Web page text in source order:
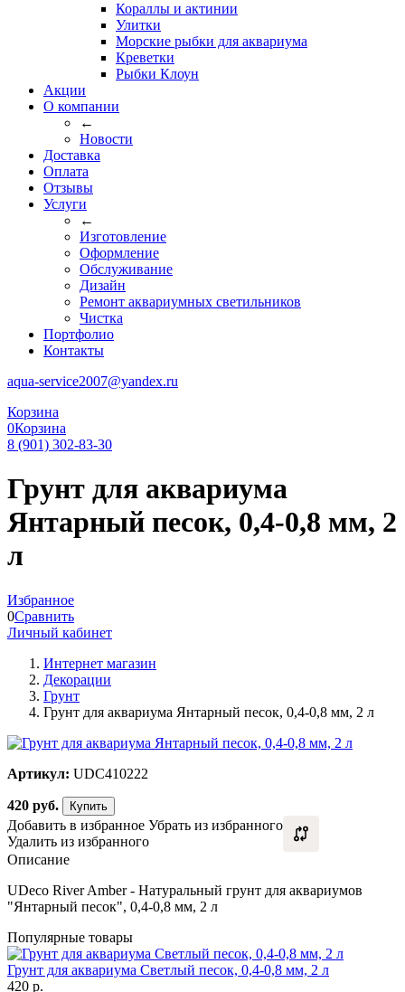
Кораллы и актинии
Улитки
Морские рыбки для аквариума
Креветки
Рыбки Клоун
Акции
О компании
←
Новости
Доставка
Оплата
Отзывы
Услуги
←
Изготовление
Оформление
Обслуживание
Дизайн
Ремонт аквариумных светильников
Чистка
Портфолио
Контакты
aqua-service2007@yandex.ru
Корзина
0Корзина
8 (901) 302-83-30
Грунт для аквариума
Янтарный песок, 0,4-0,8 мм, 2
л
Избранное
0Сравнить
Личный кабинет
Интернет магазин
Декорации
Грунт
Грунт для аквариума Янтарный песок, 0,4-0,8 мм, 2 л
Артикул: UDC410222
420 руб. Купить
Добавить в избранное Убрать из избранного
Удалить из избранного
Описание
UDeco River Amber - Натуральный грунт для аквариумов
"Янтарный песок", 0,4-0,8 мм, 2 л
Популярные товары
Грунт для аквариума Светлый песок, 0,4-0,8 мм, 2 л
420 р.